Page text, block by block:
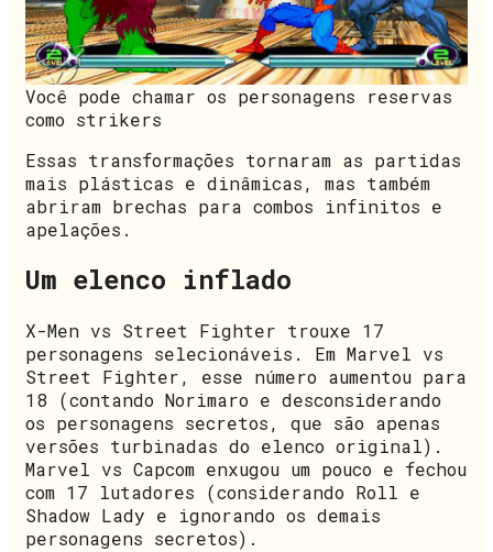
Você pode chamar os personagens reservas
como strikers
Essas transformações tornaram as partidas
mais plásticas e dinâmicas, mas também
abriram brechas para combos infinitos e
apelações.
Um elenco inflado
X-Men vs Street Fighter trouxe 17
personagens selecionáveis. Em Marvel vs
Street Fighter, esse número aumentou para
18 (contando Norimaro e desconsiderando
os personagens secretos, que são apenas
versões turbinadas do elenco original).
Marvel vs Capcom enxugou um pouco e fechou
com 17 lutadores (considerando Roll e
Shadow Lady e ignorando os demais
personagens secretos).